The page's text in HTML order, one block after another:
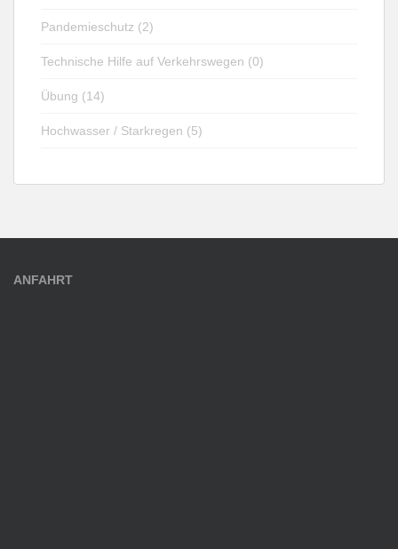
Pandemieschutz (2)
Technische Hilfe auf Verkehrswegen (0)
Übung (14)
Hochwasser / Starkregen (5)
ANFAHRT